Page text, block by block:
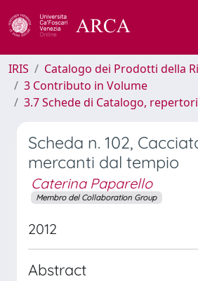
IRIS
Catalogo dei Prodotti della
3 Contributo in Volume
3.7 Schede di Catalogo,
Scheda n. 102,
mercanti dal tempio
Caterina Paparello
Membro del Collaboration Group
2012
Abstract